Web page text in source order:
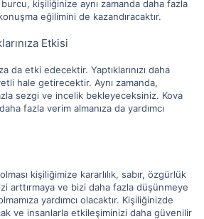
burcu, kişiliğinize aynı zamanda daha fazla
eğilimini de kazandıracaktır.
Etkisi
da etki edecektir. Yaptıklarınızı daha
hale getirecektir. Aynı zamanda,
sezgi ve incelik bekleyeceksiniz. Kova
fazla verim almanıza da yardımcı
kişiliğimize kararlılık, sabır, özgürlük
arttırmaya ve bizi daha fazla düşünmeye
yardımcı olacaktır. Kişiliğinizde
ve insanlarla etkileşiminizi daha güvenilir